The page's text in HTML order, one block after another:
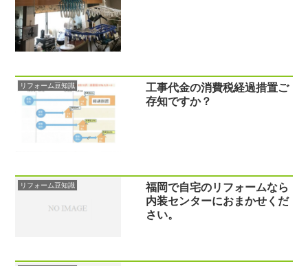
リフォーム豆知識
工事代金の消費税経過措置ご
存知ですか？
リフォーム豆知識
福岡で自宅のリフォームなら
内装センターにおまかせくだ
さい。